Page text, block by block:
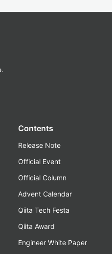
Contents
Release Note
Official Event
Official Column
Advent Calendar
Qiita Tech Festa
Qiita Award
Engineer White Paper